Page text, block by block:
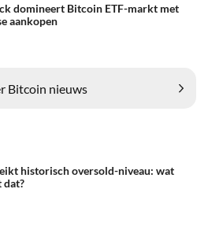
domineert Bitcoin ETF-markt met
aankopen
Bitcoin nieuws
historisch oversold-niveau: wat
dat?